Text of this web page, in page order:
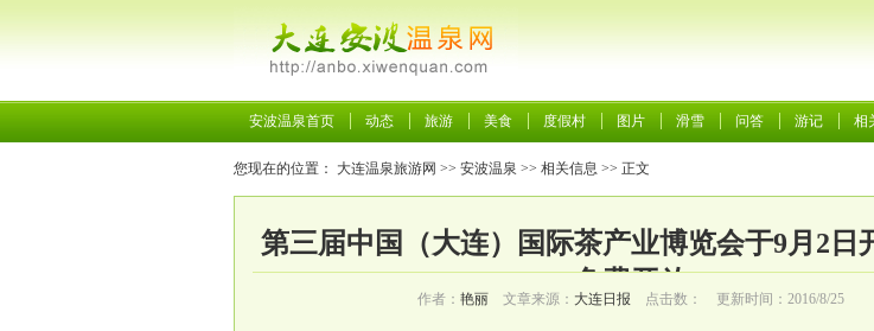
安波温泉首页 动态 旅游 美食 度假村 图片 滑雪 问答 游记 相
您现在的位置： 大连温泉旅游网 >> 安波温泉 >> 相关信息 >> 正文
第三届中国（大连）国际茶产业博览会于9月2日
免费开放
作者： 艳丽 文章来源： 大连日报 点击数： 更新时间：2016/8/25